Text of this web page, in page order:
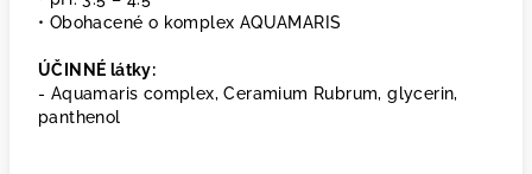
• Obohacené o komplex AQUAMARIS
ÚČINNÉ látky:
- Aquamaris complex, Ceramium Rubrum, glycerin,
panthenol